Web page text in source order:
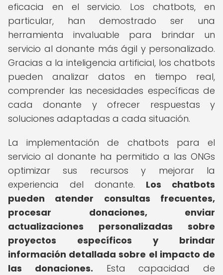
eficacia en el servicio. Los chatbots, en
particular, han demostrado ser una
herramienta invaluable para brindar un
servicio al donante más ágil y personalizado.
Gracias a la inteligencia artificial, los chatbots
pueden analizar datos en tiempo real,
comprender las necesidades específicas de
cada donante y ofrecer respuestas y
soluciones adaptadas a cada situación.
La implementación de chatbots para el
servicio al donante ha permitido a las ONGs
optimizar sus recursos y mejorar la
experiencia del donante. Los chatbots
pueden atender consultas frecuentes,
procesar donaciones, enviar
actualizaciones personalizadas sobre
proyectos específicos y brindar
información detallada sobre el impacto de
las donaciones. Esta capacidad de